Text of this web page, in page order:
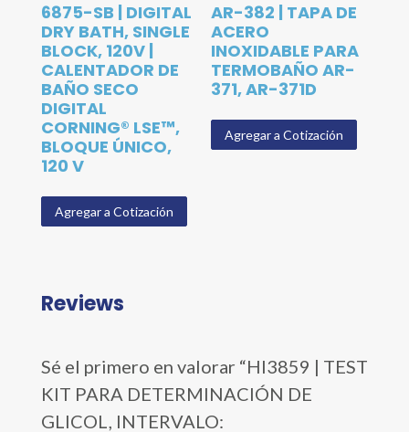
6875-SB | DIGITAL
DRY BATH, SINGLE
BLOCK, 120V |
CALENTADOR DE
BAÑO SECO
DIGITAL
CORNING® LSE™,
BLOQUE ÚNICO,
120 V
Agregar a Cotización
AR-382 | TAPA DE
ACERO
INOXIDABLE PARA
TERMOBAÑO AR-
371, AR-371D
Agregar a Cotización
Reviews
Sé el primero en valorar “HI3859 | TEST
KIT PARA DETERMINACIÓN DE
GLICOL, INTERVALO: